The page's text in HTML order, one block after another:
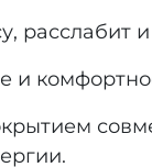
расслабит
и